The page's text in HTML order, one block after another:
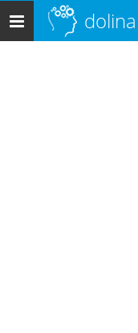
Menu
główne
dolina